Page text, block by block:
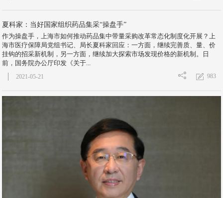
夏科家：当好国家组织药品集采“操盘手”
作为操盘手，上海市如何推动药品集中带量采购改革常态化制度化开展？上
海市医疗保障局党组书记、局长夏科家回应：一方面，继续完善质、量、价
挂钩的招采新机制，另一方面，继续加大探索市场发现价格的新机制。日
前，国务院办公厅印发《关于...
983
2021-05-21